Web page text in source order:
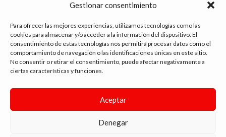
Gestionar consentimiento
Para ofrecer las mejores experiencias, utilizamos tecnologías como las
cookies para almacenar y/o acceder a la información del dispositivo. El
consentimiento de estas tecnologías nos permitirá procesar datos como el
comportamiento de navegación o las identificaciones únicas en este sitio.
No consentir o retirar el consentimiento, puede afectar negativamente a
ciertas características y funciones.
Aceptar
Denegar
tienda vapeo málaga